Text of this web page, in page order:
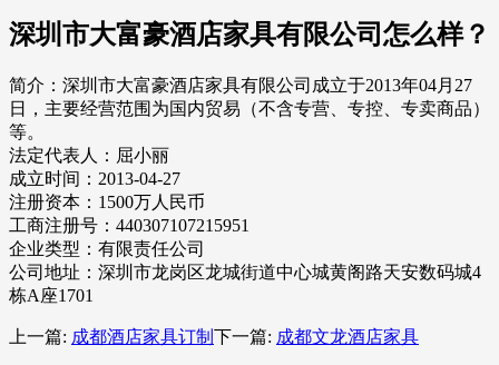
深圳市大富豪酒店家具有限公司怎么样？
简介：深圳市大富豪酒店家具有限公司成立于2013年04月27
日，主要经营范围为国内贸易（不含专营、专控、专卖商品）
等。
法定代表人：屈小丽
成立时间：2013-04-27
注册资本：1500万人民币
工商注册号：440307107215951
企业类型：有限责任公司
公司地址：深圳市龙岗区龙城街道中心城黄阁路天安数码城4
栋A座1701
上一篇: 成都酒店家具订制 下一篇: 成都文龙酒店家具